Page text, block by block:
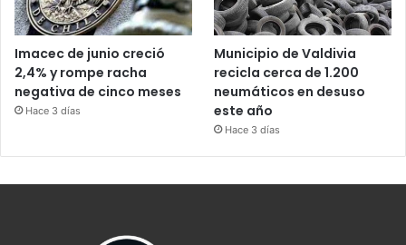
Imacec de junio creció
2,4% y rompe racha
negativa de cinco meses
Hace 3 días
Municipio de Valdivia
recicla cerca de 1.200
neumáticos en desuso
este año
Hace 3 días